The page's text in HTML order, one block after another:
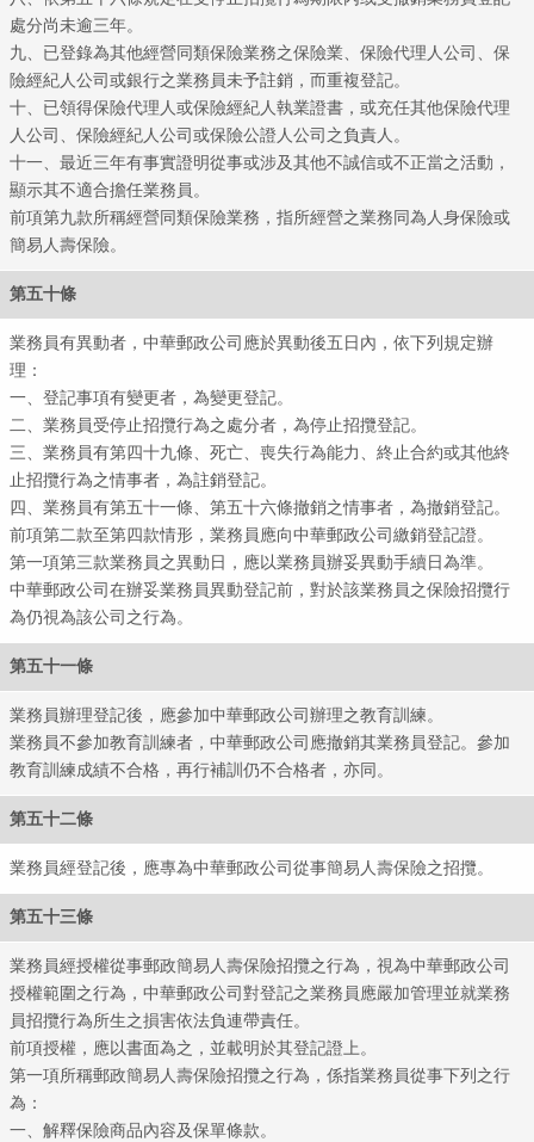
處分尚未逾三年。
九、已登錄為其他經營同類保險業務之保險業、保險代理人公司、保
險經紀人公司或銀行之業務員未予註銷，而重複登記。
十、已領得保險代理人或保險經紀人執業證書，或充任其他保險代理
人公司、保險經紀人公司或保險公證人公司之負責人。
十一、最近三年有事實證明從事或涉及其他不誠信或不正當之活動，
顯示其不適合擔任業務員。
前項第九款所稱經營同類保險業務，指所經營之業務同為人身保險或
簡易人壽保險。
第五十條
業務員有異動者，中華郵政公司應於異動後五日內，依下列規定辦
理：
一、登記事項有變更者，為變更登記。
二、業務員受停止招攬行為之處分者，為停止招攬登記。
三、業務員有第四十九條、死亡、喪失行為能力、終止合約或其他終
止招攬行為之情事者，為註銷登記。
四、業務員有第五十一條、第五十六條撤銷之情事者，為撤銷登記。
前項第二款至第四款情形，業務員應向中華郵政公司繳銷登記證。
第一項第三款業務員之異動日，應以業務員辦妥異動手續日為準。
中華郵政公司在辦妥業務員異動登記前，對於該業務員之保險招攬行
為仍視為該公司之行為。
第五十一條
業務員辦理登記後，應參加中華郵政公司辦理之教育訓練。
業務員不參加教育訓練者，中華郵政公司應撤銷其業務員登記。參加
教育訓練成績不合格，再行補訓仍不合格者，亦同。
第五十二條
業務員經登記後，應專為中華郵政公司從事簡易人壽保險之招攬。
第五十三條
業務員經授權從事郵政簡易人壽保險招攬之行為，視為中華郵政公司
授權範圍之行為，中華郵政公司對登記之業務員應嚴加管理並就業務
員招攬行為所生之損害依法負連帶責任。
前項授權，應以書面為之，並載明於其登記證上。
第一項所稱郵政簡易人壽保險招攬之行為，係指業務員從事下列之行
為：
一、解釋保險商品內容及保單條款。